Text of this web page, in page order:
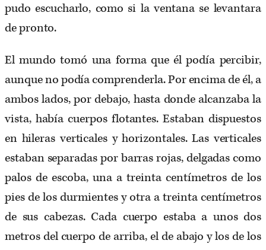
pudo escucharlo, como si la ventana se levantara
de pronto.
El mundo tomó una forma que él podía percibir,
aunque no podía comprenderla. Por encima de él, a
ambos lados, por debajo, hasta donde alcanzaba la
vista, había cuerpos flotantes. Estaban dispuestos
en hileras verticales y horizontales. Las verticales
estaban separadas por barras rojas, delgadas como
palos de escoba, una a treinta centímetros de los
pies de los durmientes y otra a treinta centímetros
de sus cabezas. Cada cuerpo estaba a unos dos
metros del cuerpo de arriba, el de abajo y los de los